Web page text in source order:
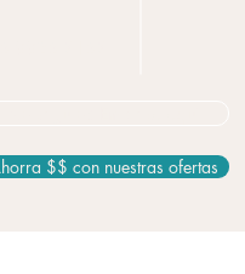
$$ con nuestras ofertas